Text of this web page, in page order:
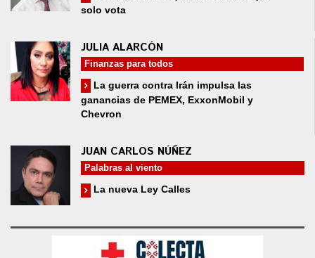
solo vota
JULIA ALARCÓN
Finanzas para todos
La guerra contra Irán impulsa las
ganancias de PEMEX, ExxonMobil y
Chevron
JUAN CARLOS NÚÑEZ
Palabras al viento
La nueva Ley Calles